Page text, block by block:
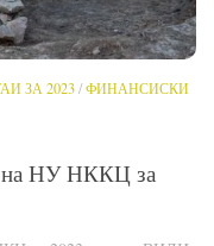
ЗА 2023/ФИНАНСИСКИ
на НУ НККЦ за